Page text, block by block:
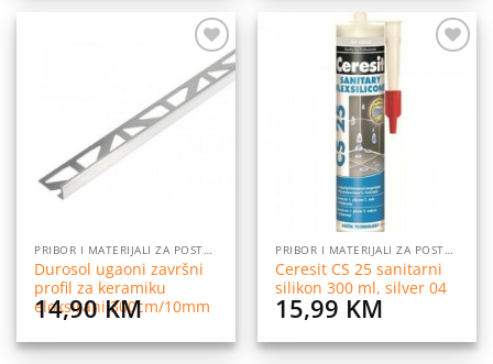
Dodaj
na
listu
želja
PRIBOR I MATERIJALI ZA POSTAVLJANJE PLOČICA
Durosol ugaoni završni
profil za keramiku
eloksirani 300cm/10mm
14,90KM
PRIBOR I MATERIJALI ZA POSTAVLJANJE PLOČICA
Ceresit CS 25 sanitarni
silikon 300 ml, silver 04
15,99 KM